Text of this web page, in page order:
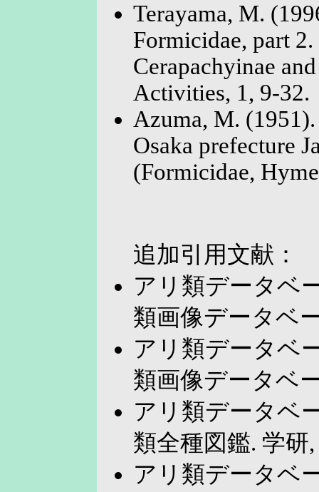
Terayama, M.
Formicidae, part
Cerapachyinae
Activities, 1, 9-32.
Azuma, M.
Osaka prefecture
(Formicidae,
追加引用文献：
アリ類データベ
類画像データベ
アリ類データベ
類画像データベ
アリ類データベ
類全種図鑑. 学研
アリ類データベ